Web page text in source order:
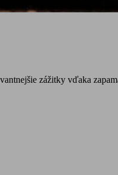
zážitky vďaka